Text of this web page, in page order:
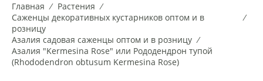
Главная
Растения
Саженцы декоративных кустарников оптом и в
розницу
Азалия садовая саженцы оптом и в розницу
Азалия "Kermesina Rose" или Рододендрон тупой
(Rhododendron obtusum Kermesina Rose)